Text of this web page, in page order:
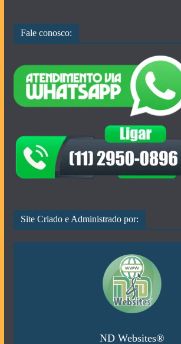
Fale conosco:
Site Criado e Administrado por:
ND Websites®